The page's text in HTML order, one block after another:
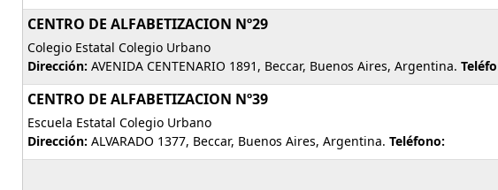
CENTRO DE ALFABETIZACION Nº29
Colegio Estatal Colegio Urbano
Dirección: AVENIDA CENTENARIO 1891, Beccar, Buenos Aires, Argentina.
CENTRO DE ALFABETIZACION Nº39
Escuela Estatal Colegio Urbano
Dirección: ALVARADO 1377, Beccar, Buenos Aires, Argentina. Teléfono: